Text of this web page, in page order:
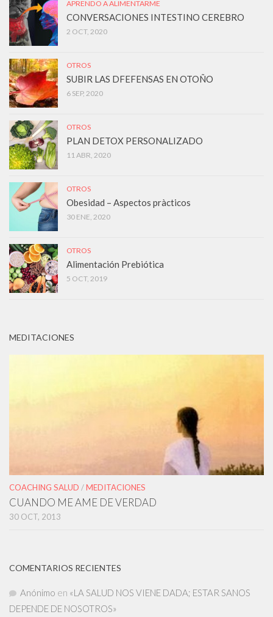
APRENDO A ALIMENTARME
CONVERSACIONES INTESTINO CEREBRO
2 OCT, 2020
OTROS
SUBIR LAS DFEFENSAS EN OTOÑO
6 SEP, 2020
OTROS
PLAN DETOX PERSONALIZADO
11 ABR, 2020
OTROS
Obesidad – Aspectos pràcticos
30 ENE, 2020
OTROS
Alimentación Prebiótica
5 OCT, 2019
MEDITACIONES
COACHING SALUD /MEDITACIONES
CUANDO ME AME DE VERDAD
30 OCT, 2013
COMENTARIOS RECIENTES
Anónimo en «LA SALUD NOS VIENE DADA; ESTAR SANOS
DEPENDE DE NOSOTROS»